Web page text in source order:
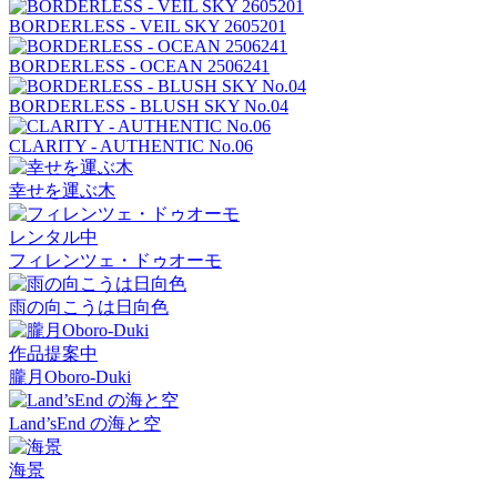
BORDERLESS - VEIL SKY 2605201
BORDERLESS - OCEAN 2506241
BORDERLESS - BLUSH SKY No.04
CLARITY - AUTHENTIC No.06
幸せを運ぶ木
レンタル中
フィレンツェ・ドゥオーモ
雨の向こうは日向色
作品提案中
朧月Oboro-Duki
Land’sEnd の海と空
海景